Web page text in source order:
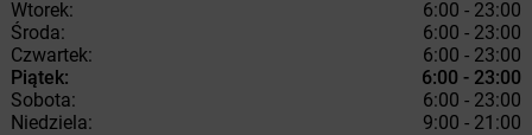
Wtorek:
6:00 - 23:00
Środa:
6:00 - 23:00
Czwartek:
6:00 - 23:00
Piątek:
6:00 - 23:00
Sobota:
6:00 - 23:00
Niedziela:
9:00 - 21:00